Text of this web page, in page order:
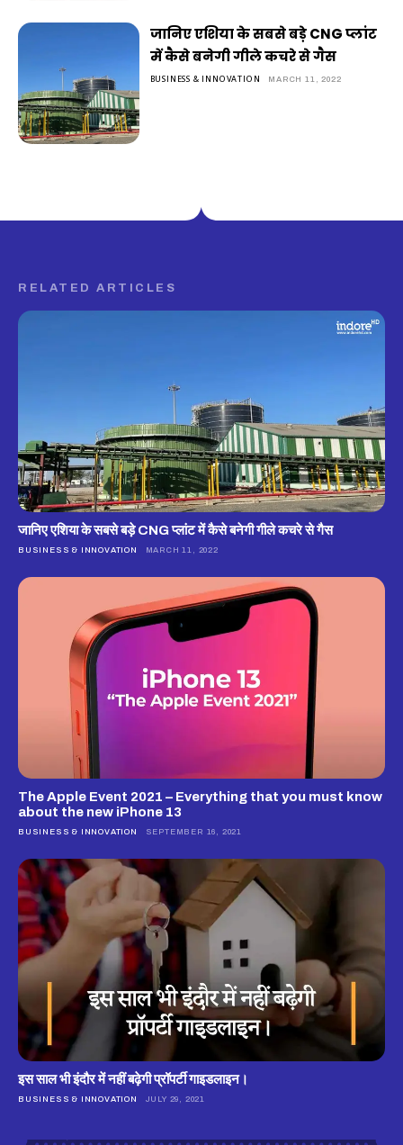
जानिए एशिया के सबसे बड़े CNG प्लांट
में कैसे बनेगी गीले कचरे से गैस
BUSINESS & INNOVATION MARCH 11, 2022
RELATED ARTICLES
जानिए एशिया के सबसे बड़े CNG प्लांट में कैसे बनेगी गीले कचरे से गैस
BUSINESS & INNOVATION MARCH 11, 2022
The Apple Event 2021 – Everything that you must know
about the new iPhone 13
BUSINESS & INNOVATION SEPTEMBER 16, 2021
इस साल भी इंदौर में नहीं बढ़ेगी प्रॉपर्टी गाइडलाइन।
BUSINESS & INNOVATION JULY 29, 2021